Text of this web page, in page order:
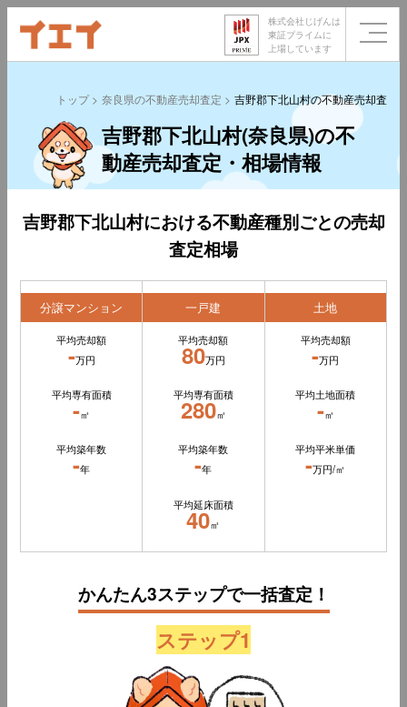
株式会社じげんは
東証プライムに
上場しています
トップ 奈良県の不動産売却査定 吉野郡下北山村の不動産売却査定
吉野郡下北山村(奈良県)の不
動産売却査定・相場情報
吉野郡下北山村における不動産種別ごとの売却
査定相場
分譲マンション
平均売却額
-万円
平均専有面積
-㎡
平均築年数
-年
一戸建
平均売却額
80万円
平均専有面積
280㎡
平均築年数
-年
平均延床面積
40㎡
土地
平均売却額
-万円
平均土地面積
-㎡
平均平米単価
-万円/㎡
かんたん3ステップで一括査定！
ステップ1